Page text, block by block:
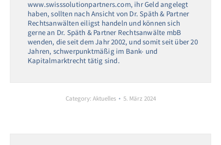
www.swisssolutionpartners.com, ihr Geld angelegt
haben, sollten nach Ansicht von Dr. Späth & Partner
Rechtsanwälten eiligst handeln und können sich
gerne an Dr. Späth & Partner Rechtsanwälte mbB
wenden, die seit dem Jahr 2002, und somit seit über 20
Jahren, schwerpunktmäßig im Bank- und
Kapitalmarktrecht tätig sind.
Category:Aktuelles 5. März 2024